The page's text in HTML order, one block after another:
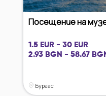
Посещение на
1.5 EUR - 30 EUR
2.93 BGN - 58.67
Бургас